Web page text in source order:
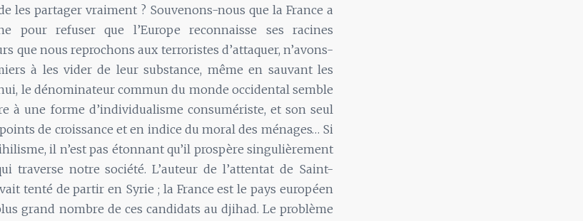
les partager vraiment ? Souvenons-nous que la France a
pour refuser que l’Europe reconnaisse ses racines
que nous reprochons aux terroristes d’attaquer, n’avons-
à les vider de leur substance, même en sauvant les
le dénominateur commun du monde occidental semble
à une forme d’individualisme consumériste, et son seul
de croissance et en indice du moral des ménages… Si
il n’est pas étonnant qu’il prospère singulièrement
traverse notre société. L’auteur de l’attentat de Saint-
tenté de partir en Syrie ; la France est le pays européen
grand nombre de ces candidats au djihad. Le problème